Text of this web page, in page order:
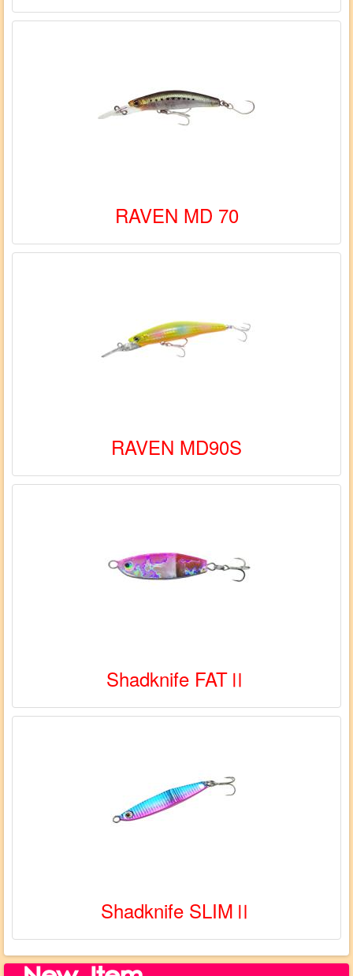
RAVEN MD 70
RAVEN MD90S
Shadknife FATⅡ
Shadknife SLIMⅡ